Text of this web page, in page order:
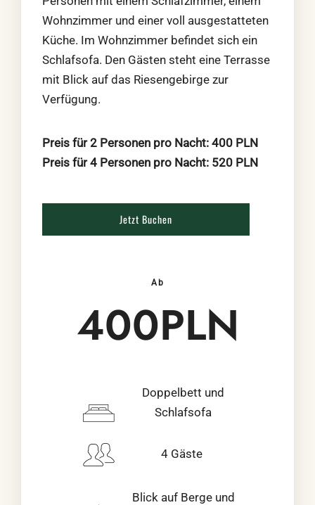
Wohnzimmer und einer voll ausgestatteten
Küche. Im Wohnzimmer befindet sich ein
Schlafsofa. Den Gästen steht eine Terrasse
mit Blick auf das Riesengebirge zur
Verfügung.
Preis für 2 Personen pro Nacht: 400 PLN
Preis für 4 Personen pro Nacht: 520 PLN
Jetzt Buchen
Ab
400PLN
Doppelbett und
Schlafsofa
4 Gäste
Blick auf Berge und